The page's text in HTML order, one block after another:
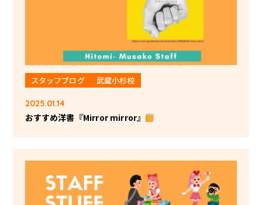
スタッフブログ 武蔵小杉校
2025.01.14
おすすめ洋書『Mirror mirror』